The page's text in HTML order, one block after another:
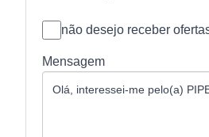
não desejo receber
Mensagem